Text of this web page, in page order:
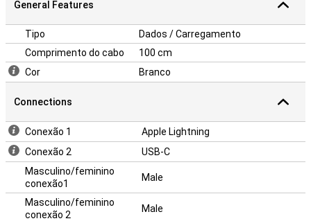
General Features
Tipo
Dados / Carregamento
Comprimento do cabo
100 cm
Cor
Branco
Connections
Conexão 1
Apple Lightning
Conexão 2
USB-C
Masculino/feminino
conexão1
Male
Masculino/feminino
conexão 2
Male